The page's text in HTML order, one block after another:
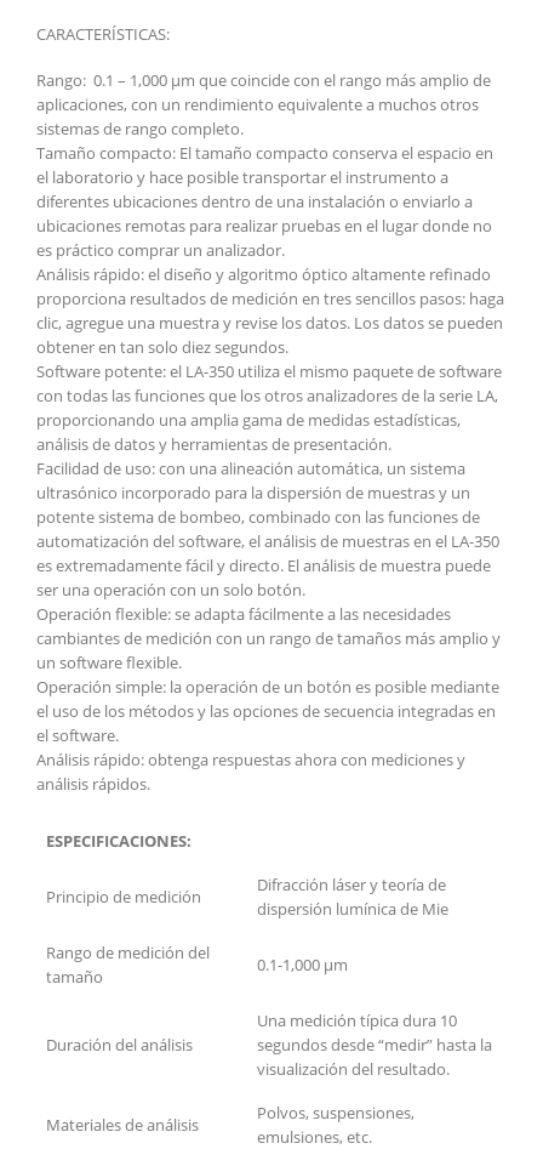
CARACTERÍSTICAS:
Rango: 0.1 – 1,000 µm que coincide con el rango más amplio de
aplicaciones, con un rendimiento equivalente a muchos otros
sistemas de rango completo.
Tamaño compacto: El tamaño compacto conserva el espacio en
el laboratorio y hace posible transportar el instrumento a
diferentes ubicaciones dentro de una instalación o enviarlo a
ubicaciones remotas para realizar pruebas en el lugar donde no
es práctico comprar un analizador.
Análisis rápido: el diseño y algoritmo óptico altamente refinado
proporciona resultados de medición en tres sencillos pasos: haga
clic, agregue una muestra y revise los datos. Los datos se pueden
obtener en tan solo diez segundos.
Software potente: el LA-350 utiliza el mismo paquete de software
con todas las funciones que los otros analizadores de la serie LA,
proporcionando una amplia gama de medidas estadísticas,
análisis de datos y herramientas de presentación.
Facilidad de uso: con una alineación automática, un sistema
ultrasónico incorporado para la dispersión de muestras y un
potente sistema de bombeo, combinado con las funciones de
automatización del software, el análisis de muestras en el LA-350
es extremadamente fácil y directo. El análisis de muestra puede
ser una operación con un solo botón.
Operación flexible: se adapta fácilmente a las necesidades
cambiantes de medición con un rango de tamaños más amplio y
un software flexible.
Operación simple: la operación de un botón es posible mediante
el uso de los métodos y las opciones de secuencia integradas en
el software.
Análisis rápido: obtenga respuestas ahora con mediciones y
análisis rápidos.
ESPECIFICACIONES:
Principio de medición
Difracción láser y teoría de
dispersión lumínica de Mie
Rango de medición del
tamaño
0.1-1,000 μm
Duración del análisis
Una medición típica dura 10
segundos desde “medir” hasta la
visualización del resultado.
Materiales de análisis
Polvos, suspensiones,
emulsiones, etc.